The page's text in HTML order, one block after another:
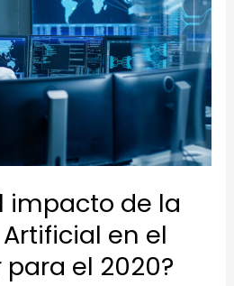
impacto de la
en el
el 2020?